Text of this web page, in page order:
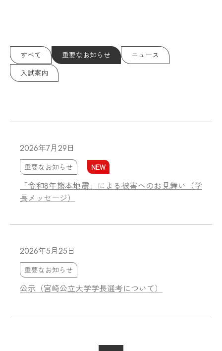
すべて 重要なお知らせ
ニュース
入試案内
2026年7月29日
重要なお知らせ NEW
「令和8年熊本地震」による被害へのお見舞い（学
長メッセージ）
2026年5月25日
重要なお知らせ
公示（宮崎公立大学学長選考について）